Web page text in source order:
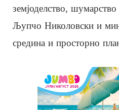
земјоделство,
Љупчо Николовски и
средина и просторно